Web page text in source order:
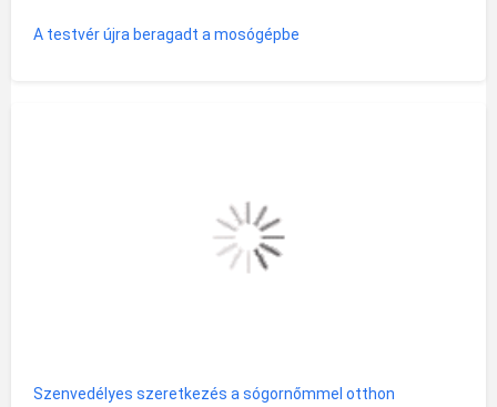
A testvér újra beragadt a mosógépbe
Szenvedélyes szeretkezés a sógornőmmel otthon